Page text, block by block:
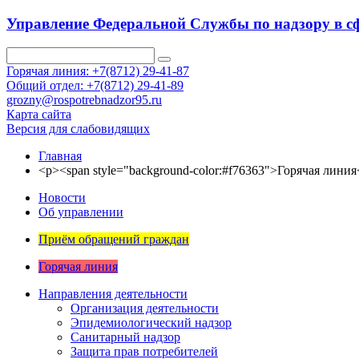
Управление Федеральной Службы по надзору в
Горячая линия: +7(8712) 29-41-87
Общий отдел: +7(8712) 29-41-89
grozny@rospotrebnadzor95.ru
Карта сайта
Версия для слабовидящих
Главная
<p><span style="background-color:#f76363">Горячая
Новости
Об управлении
Приём обращений граждан
Горячая линия
Направления деятельности
Организация деятельности
Эпидемиологический надзор
Санитарный надзор
Защита прав потребителей